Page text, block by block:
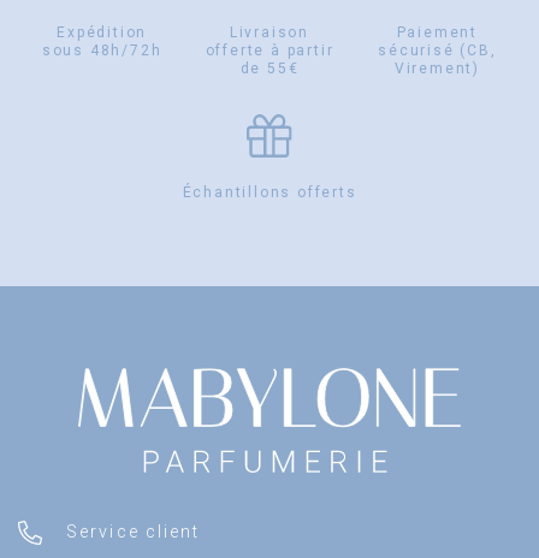
Expédition
sous 48h/72h
Livraison
offerte à partir
de 55€
Paiement
sécurisé (CB,
Virement)
Échantillons offerts
Service client